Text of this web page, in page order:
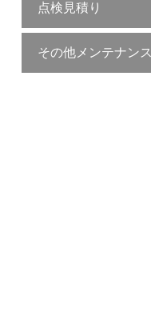
点検見積り
その他メンテナンス